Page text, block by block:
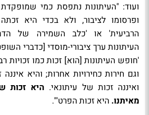
ועוד: "העיתונות נתפסת כמי
ופרסומו לציבור, ולא בכדי היא
הרביעית' או 'כלב השמירה של
העיתונות ערך ציבורי-מוסדי [כדברי
'חופש העיתונות [הוא] זכות כמו זכויות
וגם חירות כחירויות אחרות; והיא
ואיננה זכות של עיתונאי. היא זכות
מאיתנו. היא זכות הפרט'".